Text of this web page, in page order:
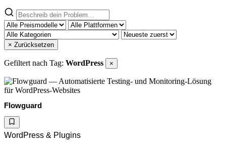
× Zurücksetzen
Gefiltert nach Tag: WordPress ×
Flowguard
WordPress & Plugins